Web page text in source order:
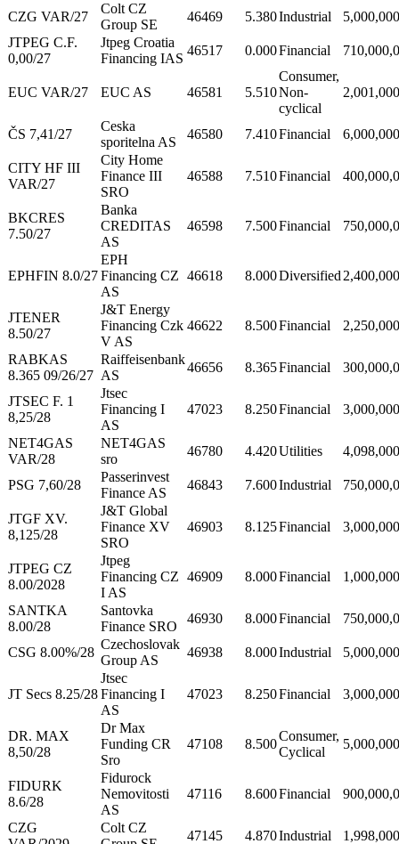
CZG VAR/27
Colt CZ
Group SE
46469 5.380Industrial
JTPEG C.F.
0,00/27
Jtpeg Croatia
Financing IAS
46517 0.000Financial
EUC VAR/27 EUC AS 46581 5.510
Consumer,
Non-
cyclical
ČS 7,41/27
Ceska
sporitelna AS
46580 7.410Financial
CITY HF III
VAR/27
City Home
Finance III
SRO
46588 7.510Financial
BKCRES
7.50/27
Banka
CREDITAS
AS
46598 7.500Financial
EPHFIN 8.0/27
EPH
Financing CZ
AS
46618 8.000Diversified
JTENER
8.50/27
J&T Energy
Financing Czk
V AS
46622 8.500Financial
RABKAS
8.365 09/26/27
Raiffeisenbank
AS
46656 8.365Financial
JTSEC F. 1
8,25/28
Jtsec
Financing I
AS
47023 8.250Financial
NET4GAS
VAR/28
NET4GAS
sro
46780 4.420Utilities
PSG 7,60/28
Passerinvest
Finance AS
46843 7.600Industrial
JTGF XV.
8,125/28
J&T Global
Finance XV
SRO
46903 8.125Financial
JTPEG CZ
8.00/2028
Jtpeg
Financing CZ
I AS
46909 8.000Financial
SANTKA
8.00/28
Santovka
Finance SRO
46930 8.000Financial
CSG 8.00%/28
Czechoslovak
Group AS
46938 8.000Industrial
JT Secs 8.25/28
Jtsec
Financing I
AS
47023 8.250Financial
DR. MAX
8,50/28
Dr Max
Funding CR
Sro
47108 8.500
Consumer,
Cyclical
FIDURK
8.6/28
Fidurock
Nemovitosti
AS
47116 8.600Financial
CZG
Colt CZ
47145 4.870Industrial